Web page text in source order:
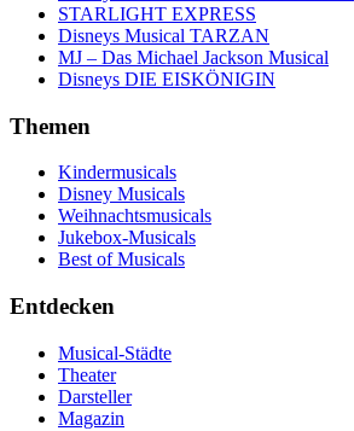
STARLIGHT EXPRESS
Disneys Musical TARZAN
MJ – Das Michael Jackson Musical
Disneys DIE EISKÖNIGIN
Themen
Kindermusicals
Disney Musicals
Weihnachtsmusicals
Jukebox-Musicals
Best of Musicals
Entdecken
Musical-Städte
Theater
Darsteller
Magazin